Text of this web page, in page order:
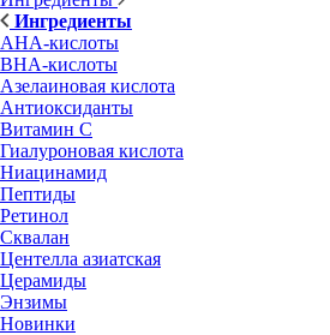
Ингредиенты
AHA-кислоты
BHA-кислоты
Азелаиновая кислота
Антиоксиданты
Витамин С
Гиалуроновая кислота
Ниацинамид
Пептиды
Ретинол
Сквалан
Центелла азиатская
Церамиды
Энзимы
Новинки